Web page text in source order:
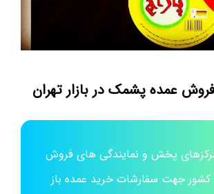
عمده پشمک در بازار تهران
مرکزهای پخش و نمایندگی های فروش
کشور جهت سفارشات خرید عمده باز